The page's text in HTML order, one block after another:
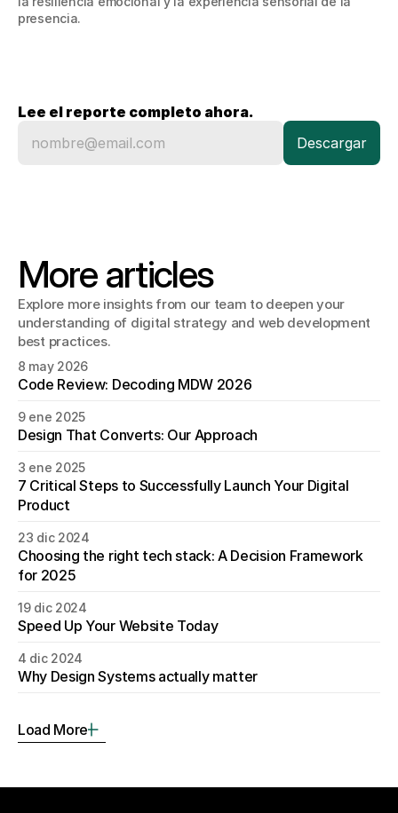
presencia.
Lee el reporte completo ahora.
More articles
Explore more insights from our team to deepen your
understanding of digital strategy and web development
best practices.
8 may 2026
Code Review: Decoding MDW 2026
9 ene 2025
Design That Converts: Our Approach
3 ene 2025
7 Critical Steps to Successfully Launch Your Digital
Product
23 dic 2024
Choosing the right tech stack: A Decision Framework
for 2025
19 dic 2024
Speed Up Your Website Today
4 dic 2024
Why Design Systems actually matter
Load More